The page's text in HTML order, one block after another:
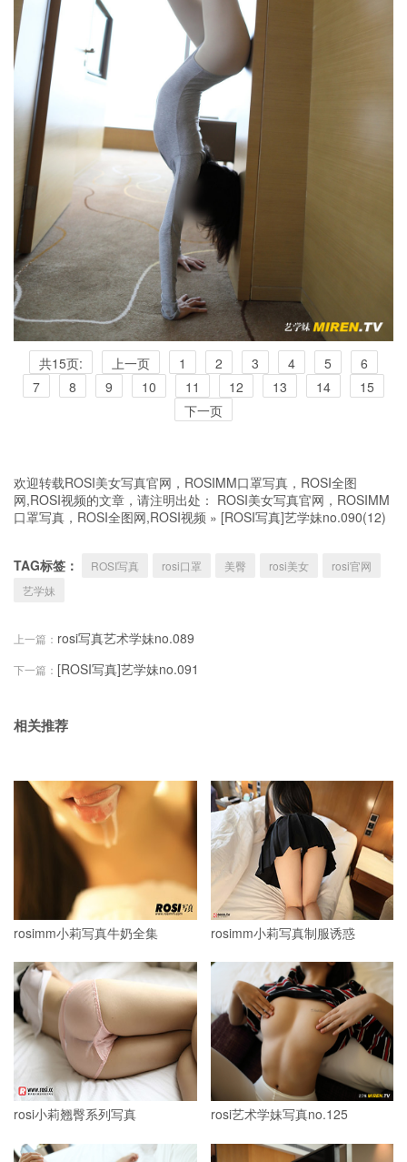
共15页: 上一页 1 2 3 4 5
6
7
8 9 10 11 12 13 14
15
下一页
欢迎转载ROSI美女写真官网，ROSIMM口罩写真，ROSI全图
网,ROSI视频的文章，请注明出处： ROSI美女写真官网，ROSIMM
口罩写真，ROSI全图网,ROSI视频 » [ROSI写真]艺学妹no.090(12)
TAG标签： ROSI写真 rosi口罩 美臀 rosi美女
rosi官网
艺学妹
上一篇： rosi写真艺术学妹no.089
下一篇： [ROSI写真]艺学妹no.091
相关推荐
rosimm小莉写真牛奶全集 rosimm小莉写真制服诱惑
rosi小莉翘臀系列写真 rosi艺术学妹写真no.125